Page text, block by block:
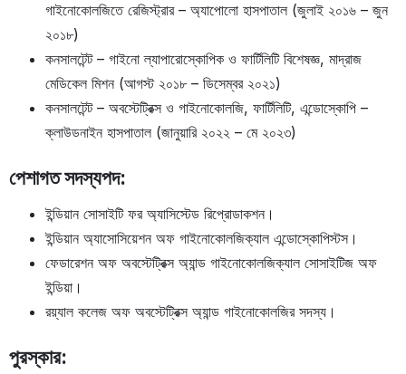
গাইনোকোলজিতে রেজিস্ট্রার – অ্যাপোলো হাসপাতাল (জুলাই ২০১৬ – জুন
২০১৮)
কনসালটেন্ট – গাইনো ল্যাপারোস্কোপিক ও ফার্টিলিটি বিশেষজ্ঞ, মাদ্রাজ
মেডিকেল মিশন (আগস্ট ২০১৮ – ডিসেম্বর ২০২১)
কনসালটেন্ট – অবস্টেট্রিক্স ও গাইনোকোলজি, ফার্টিলিটি, এন্ডোস্কোপি –
ক্লাউডনাইন হাসপাতাল (জানুয়ারি ২০২২ – মে ২০২৩)
পেশাগত সদস্যপদ:
ইন্ডিয়ান সোসাইটি ফর অ্যাসিস্টেড রিপ্রোডাকশন।
ইন্ডিয়ান অ্যাসোসিয়েশন অফ গাইনোকোলজিক্যাল এন্ডোস্কোপিস্টস।
ফেডারেশন অফ অবস্টেট্রিক্স অ্যান্ড গাইনোকোলজিক্যাল সোসাইটিজ অফ
ইন্ডিয়া।
রয়্যাল কলেজ অফ অবস্টেট্রিক্স অ্যান্ড গাইনোকোলজির সদস্য।
পুরস্কার: